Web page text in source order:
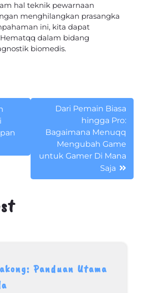
hal teknik pewarnaan
menghilangkan prasangka
ini, kita dapat
dalam bidang
biomedis.
Dari Pemain Biasa
hingga Pro:
Bagaimana Menuqq
Mengubah Game
untuk Gamer Di Mana
Saja
Panduan Utama